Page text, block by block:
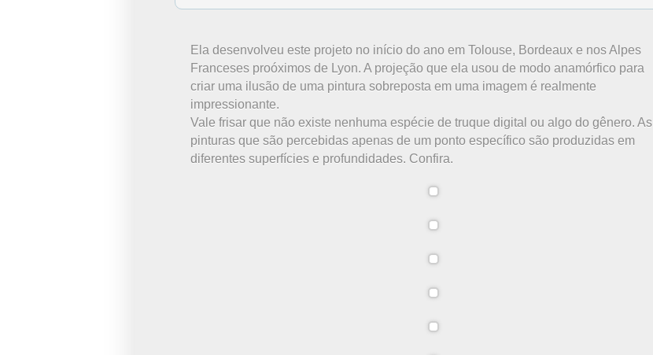
Ela desenvolveu este projeto no início do ano em Tolouse, Bordeaux e nos Alpes
Franceses proóximos de Lyon. A projeção que ela usou de modo anamórfico para
criar uma ilusão de uma pintura sobreposta em uma imagem é realmente
impressionante.
Vale frisar que não existe nenhuma espécie de truque digital ou algo do gênero. As
pinturas que são percebidas apenas de um ponto específico são produzidas em
diferentes superfícies e profundidades. Confira.